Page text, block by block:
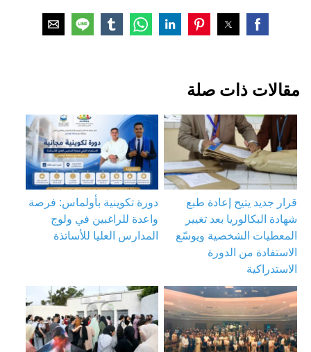
مقالات ذات صلة
قرار جديد يتيح إعادة طبع
شهادة البكالوريا بعد تغيير
المعطيات الشخصية ويوسّع
الاستفادة من الدورة
الاستدراكية
دورة تكوينية بأولماس: فرصة
واعدة للراغبين في ولوج
المدارس العليا للأساتذة